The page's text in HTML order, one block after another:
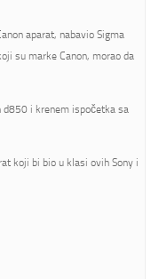
aparat, nabavio Sigma
su marke Canon, morao da
d850 i krenem ispočetka sa
koji bi bio u klasi ovih Sony i